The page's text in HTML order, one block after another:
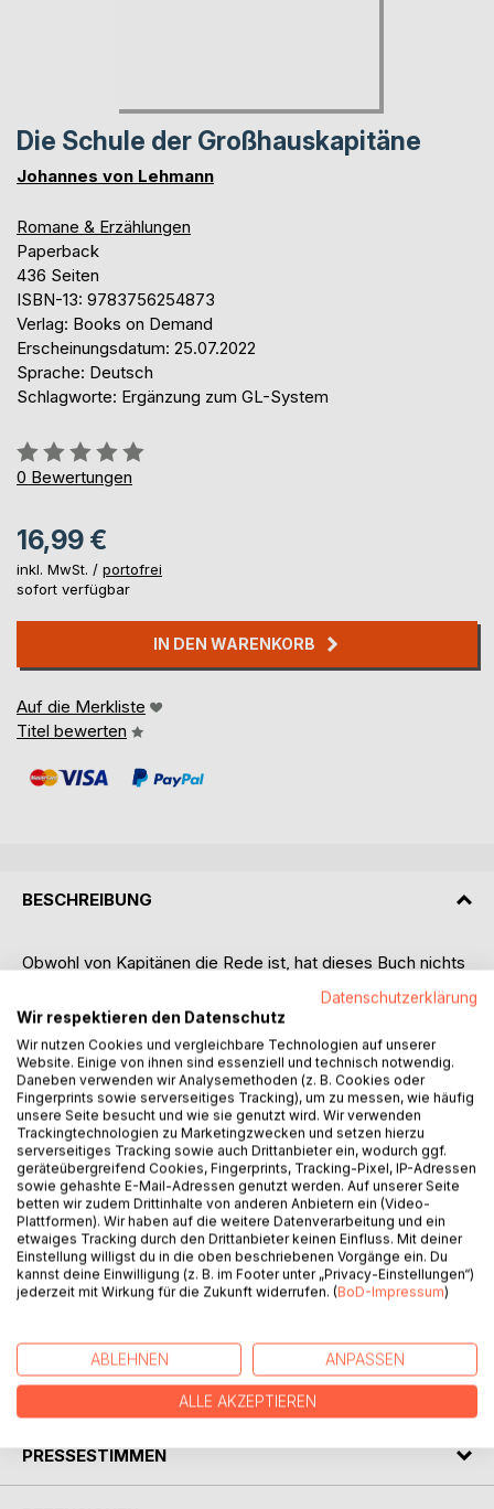
Die Schule der Großhauskapitäne
Johannes von Lehmann
Romane & Erzählungen
Paperback
436 Seiten
ISBN-13: 9783756254873
Verlag: Books on Demand
Erscheinungsdatum: 25.07.2022
Sprache: Deutsch
Schlagworte: Ergänzung zum GL-System
Bewertung::
0%
0 Bewertungen
16,99 €
inkl. MwSt. / portofrei
sofort verfügbar
IN DEN WARENKORB
Auf die Merkliste
Titel bewerten
BESCHREIBUNG
Obwohl von Kapitänen die Rede ist, hat dieses Buch nichts
mit Seefahrt zu tun. Aber Schule der Großhauskapitäne
klingt doch besser als Hausmeisterschule, zumal einem
Großhaus des GL-Gesellschaftssystems vorzustehen,
mehr bedeutet als eine gewöhnliche Hausmeisterei und
eher der Lenkung eines Ozeanriesen gleicht. Ein zwanzig-
bis vierzigstöckiges Gebäude mit zweihundert bis
dreihundert Einwohnern nicht nur technisch, sondern auch
weltanschaulich-psychologisch zu betreuen und zu leiten,
verlangt Kenntnisse, die denen eines Kapitäns
gleichkommen.
Die rund 35 Personen, die hier in einem dreijährigen Kursus
ausgebildet werden, erleben so mancherlei und geraten
sogar in Lebensgefahr, weil das GL System von
fanatischen Gegnern bedroht wird. Aber da der Staat als
PRESSESTIMMEN
Datenschutzerklärung
Wir respektieren den Datenschutz
Wir nutzen Cookies und vergleichbare Technologien auf unserer
Website. Einige von ihnen sind essenziell und technisch notwendig.
Daneben verwenden wir Analysemethoden (z. B. Cookies oder
Fingerprints sowie serverseitiges Tracking), um zu messen, wie häufig
unsere Seite besucht und wie sie genutzt wird. Wir verwenden
Trackingtechnologien zu Marketingzwecken und setzen hierzu
serverseitiges Tracking sowie auch Drittanbieter ein, wodurch ggf.
geräteübergreifend Cookies, Fingerprints, Tracking-Pixel, IP-Adressen
sowie gehashte E-Mail-Adressen genutzt werden. Auf unserer Seite
betten wir zudem Drittinhalte von anderen Anbietern ein (Video-
Plattformen). Wir haben auf die weitere Datenverarbeitung und ein
etwaiges Tracking durch den Drittanbieter keinen Einfluss. Mit deiner
Einstellung willigst du in die oben beschriebenen Vorgänge ein. Du
kannst deine Einwilligung (z. B. im Footer unter „Privacy-Einstellungen“)
jederzeit mit Wirkung für die Zukunft widerrufen. (BoD-Impressum)
ABLEHNEN ANPASSEN
ALLE AKZEPTIEREN